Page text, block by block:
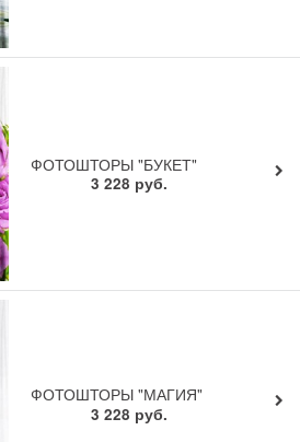
ФОТОШТОРЫ "БУКЕТ"
3 228 руб.
ФОТОШТОРЫ "МАГИЯ"
3 228 руб.